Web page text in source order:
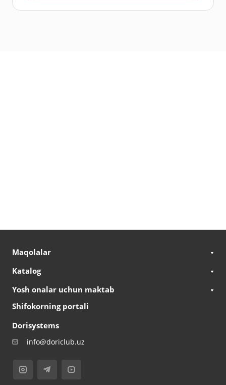
Maqolalar
Katalog
Yosh onalar uchun maktab
Shifokorning portali
Dorisystems
info@doriclub.uz